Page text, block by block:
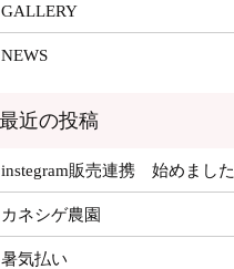
GALLERY
NEWS
instegram販売連携 始めました
カネシゲ農園
暑気払い